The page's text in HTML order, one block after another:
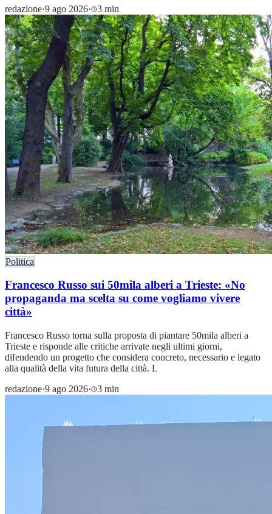
redazione·9 ago 2026· 3 min
Politica
Francesco Russo sui 50mila alberi a Trieste: «No
propaganda ma scelta su come vogliamo vivere
città»
Francesco Russo torna sulla proposta di piantare 50mila alberi a
Trieste e risponde alle critiche arrivate negli ultimi giorni,
difendendo un progetto che considera concreto, necessario e legato
alla qualità della vita futura della città. L
redazione·9 ago 2026· 3 min